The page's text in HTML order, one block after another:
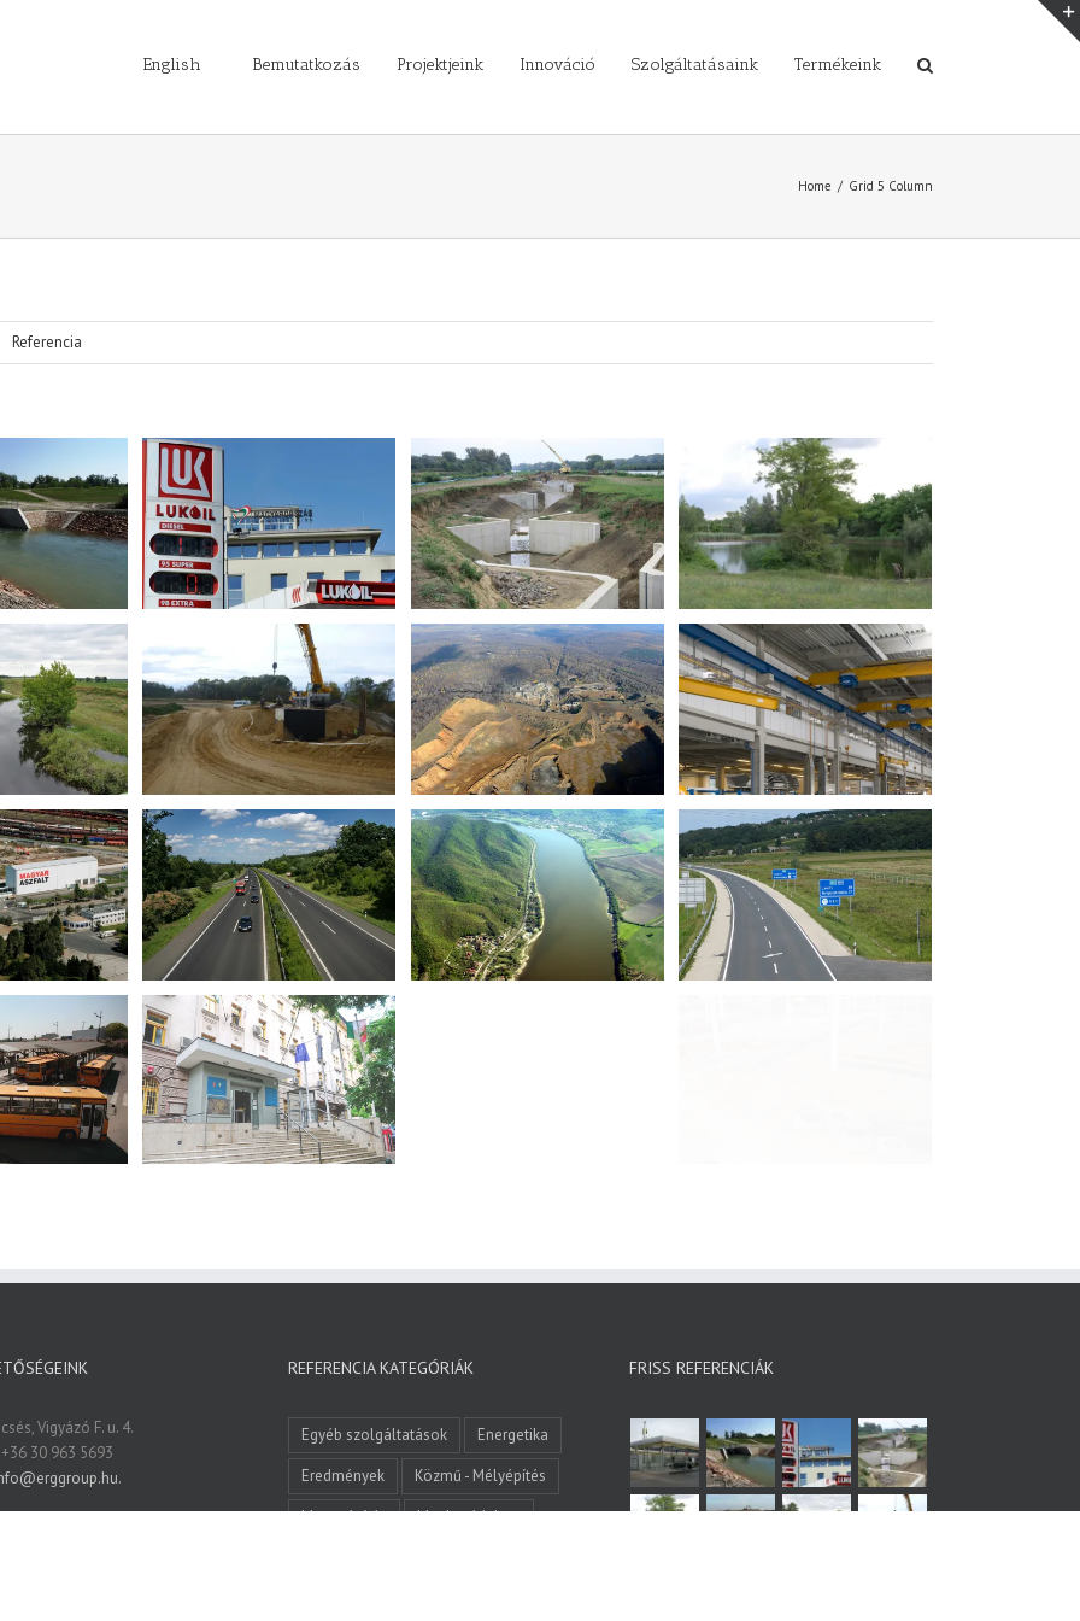
English Bemutatkozás Projektjeink Innováció Szolgáltatásaink Termékeink
Home / Grid 5 Column
Referencia
töltőállomás
Köduvizig vízi
létesítményei
Egyéb szolgáltatások
Referencia
Szigetszentmiklós,
Bucka-tó kármentesítése
Egyéb szolgáltatások
Referencia
jobb parti
Recsk, Lahóca-hegyi
színesfém
bányászathoz köthető
környezeti károk
felszámolása
Egyéb szolgáltatások
Referencia
Güntner-Tata Kft.
Egyéb szolgáltatások
Referencia
Zrt.
Észak-Dunántúli Vízügyi
Építő és Szolgáltató Kft.
Egyéb szolgáltatások
Referencia
Állami Autópálya Kezelő
Zrt.
Egyéb szolgáltatások
Referencia
XIV ker
Zrt
Referencia
Budapest, Párnás utca
NA300-as KGPVC
csatornavezeték fektetés
Közmű - Mélyépítés Referencia
Vigyázó F. u. 4.
30 963 5693
REFERENCIA KATEGÓRIÁK
Egyéb szolgáltatások
Energetika
Eredmények
Közmű - Mélyépítés
Magasépítés
Munkavédelem
FRISS REFERENCIÁK